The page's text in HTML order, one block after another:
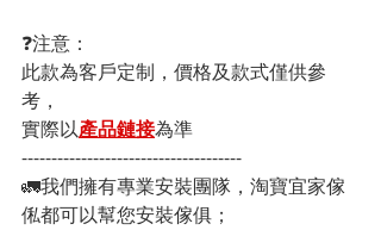
❓注意：
此款為客戶定制，價格及款式僅供參
考，
實際以產品鏈接為準
-------------------------------------
🚛我們擁有專業安裝團隊，淘寶宜家傢
俬都可以幫您安裝傢俱；